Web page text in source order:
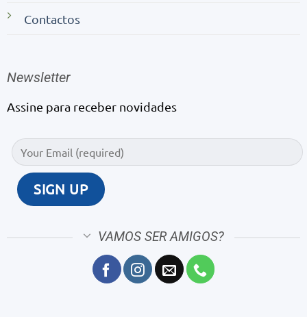
Contactos
Newsletter
Assine para receber novidades
VAMOS SER AMIGOS?